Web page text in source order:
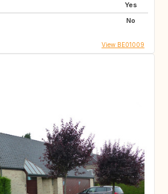
Yes
No
View BE01009